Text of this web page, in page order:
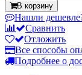
В корзину
Нашли
Сравнить
Отложить
Все способы
Подробнее о